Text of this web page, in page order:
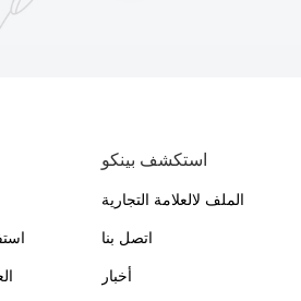
استكشف بينكو
الملف لالعلامة التجارية
اتصل بنا
أخبار